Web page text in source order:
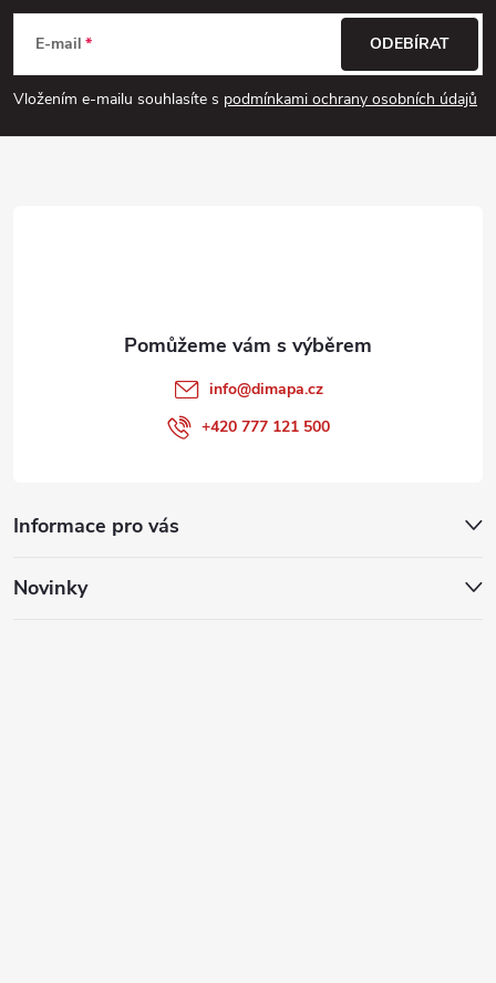
p
a
E-mail
Vložením e-mailu souhlasíte s podmínkami ochrany osobních údajů
ODEBÍRAT
Informace pro vás
Novinky
info@dimapa.cz
+420 777 121 500